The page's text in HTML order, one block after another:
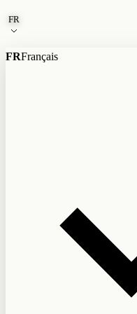
Aller au contenu
FR
FRFrançais